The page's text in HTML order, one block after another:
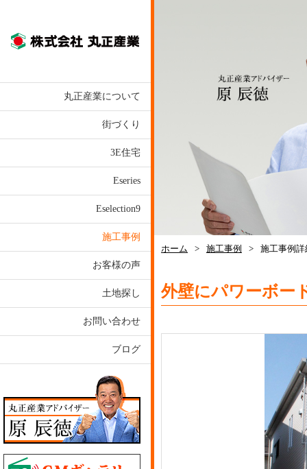
丸正産業について
街づくり
3E住宅
Eseries
Eselection9
施工事例
お客様の声
土地探し
お問い合わせ
ブログ
ホーム > 施工事例 > 施工事例詳
外壁にパワーボー